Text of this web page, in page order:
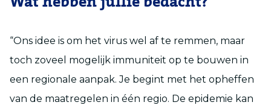
“Ons idee is om het virus wel af te remmen, maar
toch zoveel mogelijk immuniteit op te bouwen in
een regionale aanpak. Je begint met het opheffen
van de maatregelen in één regio. De epidemie kan